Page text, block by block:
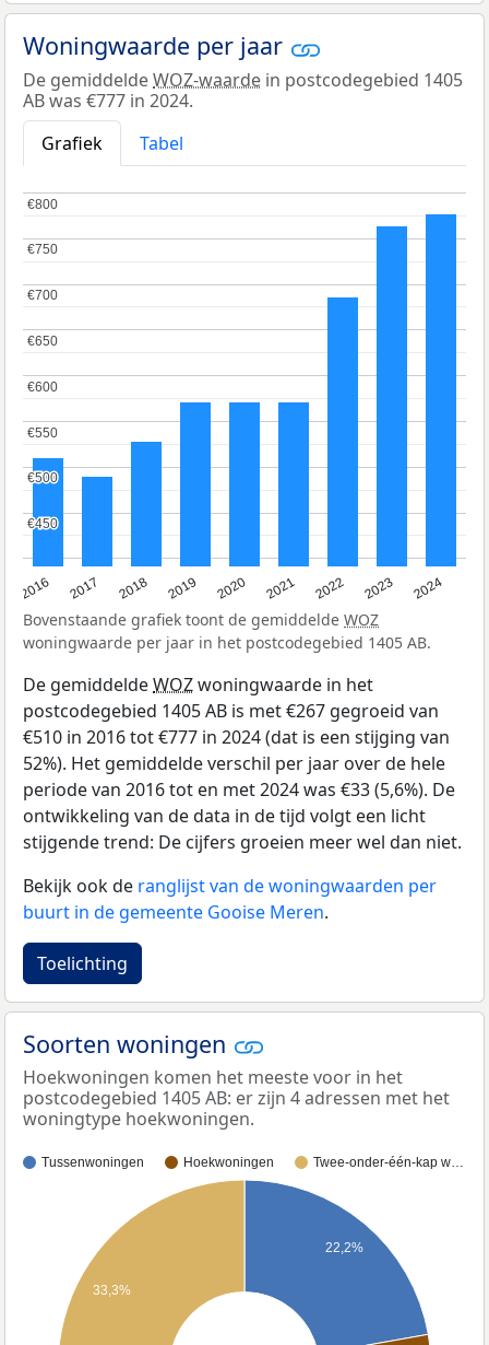
Woningwaarde per jaar
De gemiddeldeWOZ-waarde in postcodegebied 1405
AB was €777 in 2024.
Grafiek
Tabel
2016 2017 2018 2019 2020 2021 2022 2023 2024
€450
€450
€500
€500
€550
€550
€600
€600
€650
€650
€700
€700
€750
€750
€800
€800
Bovenstaande grafiek toont de gemiddelde WOZ
woningwaarde per jaar in het postcodegebied 1405 AB.
De gemiddeldeWOZwoningwaarde in het
postcodegebied 1405 AB is met €267 gegroeid van
€510 in 2016 tot €777 in 2024 (dat is een stijging van
52%). Het gemiddelde verschil per jaar over de hele
periode van 2016 tot en met 2024 was €33 (5,6%). De
ontwikkeling van de data in de tijd volgt een licht
stijgende trend: De cijfers groeien meer wel dan niet.
Bekijk ook de ranglijst van de woningwaarden per
buurt in de gemeente Gooise Meren.
Toelichting
Soorten woningen
Hoekwoningen komen het meeste voor in het
postcodegebied 1405 AB: er zijn 4 adressen met het
woningtype hoekwoningen.
Tussenwoningen Hoekwoningen Twee-onder-één-kap w…
22,2%
33,3%